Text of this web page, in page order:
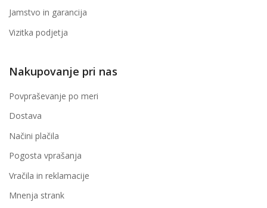
Jamstvo in garancija
Vizitka podjetja
Nakupovanje pri nas
Povpraševanje po meri
Dostava
Načini plačila
Pogosta vprašanja
Vračila in reklamacije
Mnenja strank